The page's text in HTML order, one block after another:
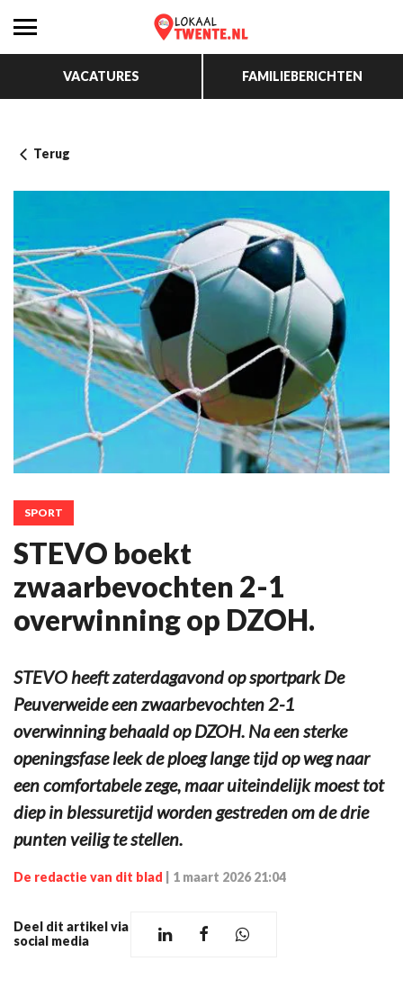
VACATURES FAMILIEBERICHTEN
Terug
SPORT
STEVO boekt
zwaarbevochten 2-1
overwinning op DZOH.
STEVO heeft zaterdagavond op sportpark De
Peuverweide een zwaarbevochten 2-1
overwinning behaald op DZOH. Na een sterke
openingsfase leek de ploeg lange tijd op weg naar
een comfortabele zege, maar uiteindelijk moest tot
diep in blessuretijd worden gestreden om de drie
punten veilig te stellen.
De redactie van dit blad 1 maart 2026 21:04
Deel dit artikel via
social media